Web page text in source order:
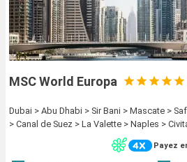
MSC World Europa
Dubai > Abu Dhabi > Sir Bani > Mascate >
> Canal de Suez > La Valette > Naples >
Payez